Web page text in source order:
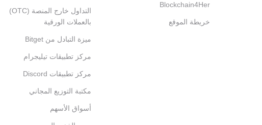
Blockchain4Her
خريطة الموقع
التداول خارج المنصة (OTC)
بالعملات الورقية
ميزة التبادل من Bitget
مركز تطبيقات تيليجرام
مركز تطبيقات Discord
مكتبة التوزيع المجاني
أسواق الأسهم